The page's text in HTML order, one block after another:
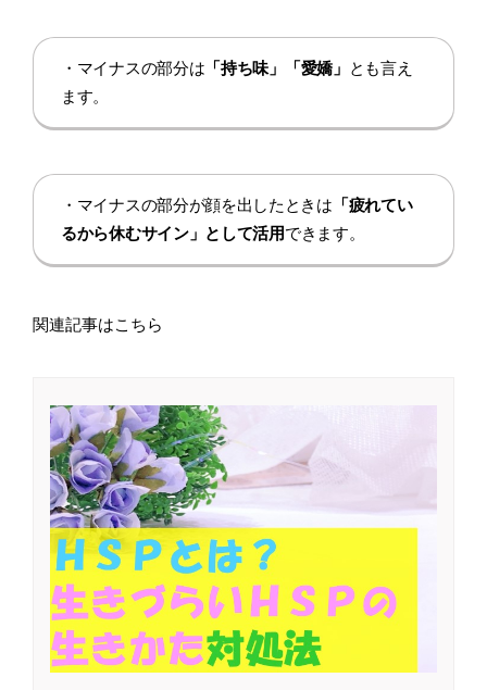
・マイナスの部分は 「持ち味」「愛嬌」 とも言え
ます。
・マイナスの部分が顔を出したときは 「疲れてい
るから休むサイン」として活用できます。
関連記事はこちら